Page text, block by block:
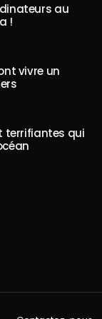
au
!
vivre un
terrifiantes qui